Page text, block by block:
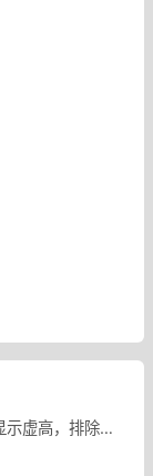
安装luci-app-minidlna后状态页“cpu使用率“显示虚高，排除过程记录。